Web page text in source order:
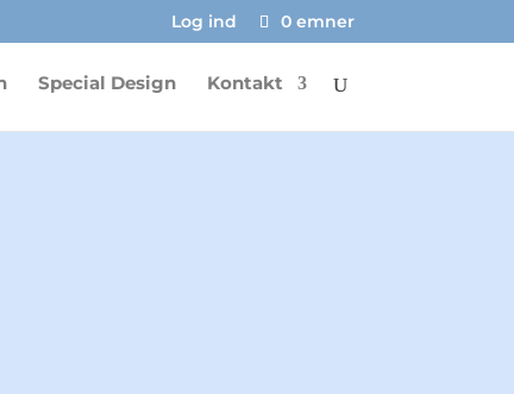
Log ind 0 emner
Special Design Kontakt